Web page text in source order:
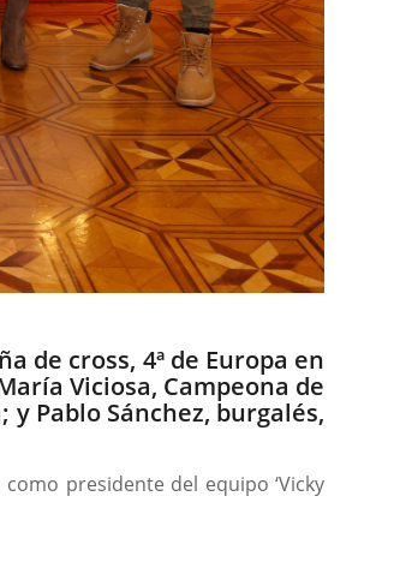
de cross, 4ª de Europa en
Viciosa, Campeona de
Pablo Sánchez, burgalés,
presidente del equipo ‘Vicky